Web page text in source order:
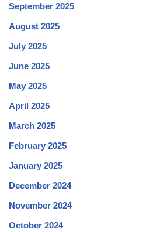
September 2025
August 2025
July 2025
June 2025
May 2025
April 2025
March 2025
February 2025
January 2025
December 2024
November 2024
October 2024